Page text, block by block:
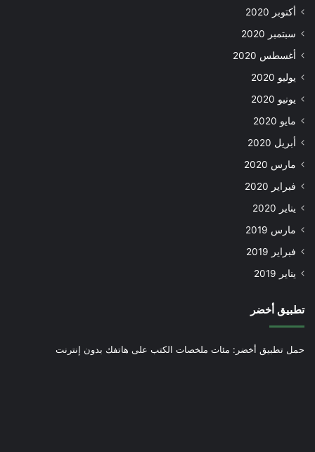
أكتوبر 2020
سبتمبر 2020
أغسطس 2020
يوليو 2020
يونيو 2020
مايو 2020
أبريل 2020
مارس 2020
فبراير 2020
يناير 2020
مارس 2019
فبراير 2019
يناير 2019
تطبيق أخضر
حمل تطبيق أخضر: مئات ملخصات الكتب على هاتفك بدون إنترنت